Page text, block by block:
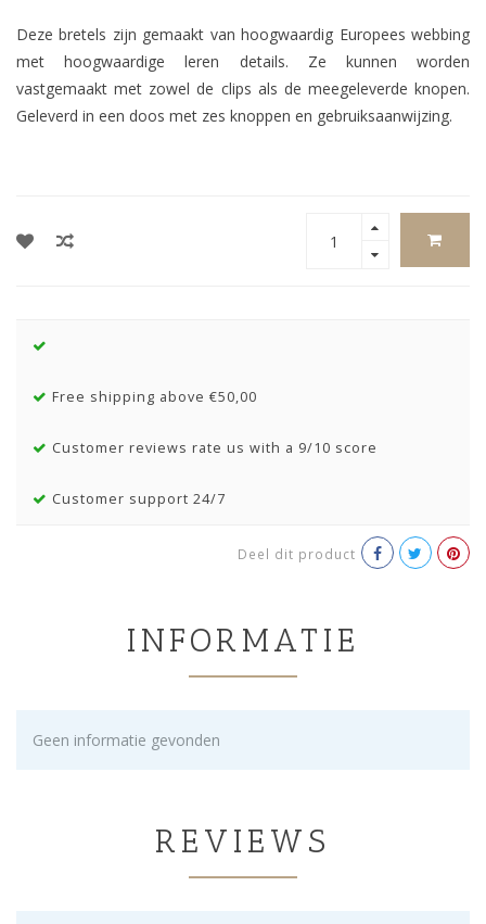
Deze bretels zijn gemaakt van hoogwaardig Europees webbing
met hoogwaardige leren details. Ze kunnen worden
vastgemaakt met zowel de clips als de meegeleverde knopen.
Geleverd in een doos met zes knoppen en gebruiksaanwijzing.
Free shipping above €50,00
Customer reviews rate us with a 9/10 score
Customer support 24/7
Deel dit product
INFORMATIE
Geen informatie gevonden
REVIEWS